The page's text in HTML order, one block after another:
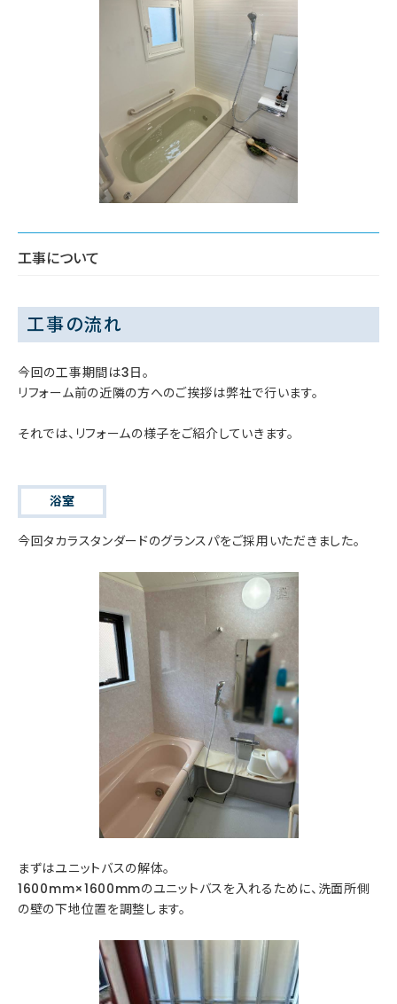
工事について
工事の流れ
今回の工事期間は3日。
リフォーム前の近隣の方へのご挨拶は弊社で行います。
それでは、リフォームの様子をご紹介していきます。
浴室
今回タカラスタンダードのグランスパをご採用いただきました。
まずはユニットバスの解体。
1600mm×1600mmのユニットバスを入れるために、洗面所側
の壁の下地位置を調整します。